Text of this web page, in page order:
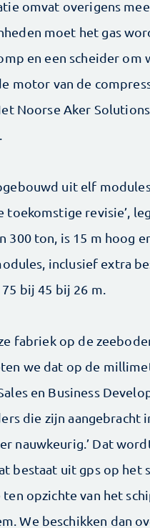
omvat overigens
moet het gas
en een scheider om
motor van de
Noorse Aker
uit elf
toekomstige revisie’,
300 ton, is 15 m hoog
inclusief extra
bij 45 bij 26 m.
fabriek op de
we dat op de
en Business
die zijn aangebracht
nauwkeurig.’ Dat
bestaat uit gps op het
opzichte van het
We beschikken dan